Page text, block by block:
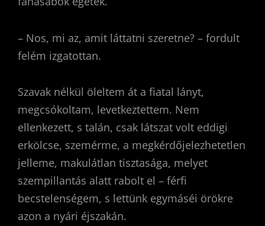
– Nos, mi az, amit láttatni szeretne? – fordult
felém izgatottan.
Szavak nélkül öleltem át a fiatal lányt,
megcsókoltam, levetkeztettem. Nem
ellenkezett, s talán, csak látszat volt eddigi
erkölcse, szemérme, a megkérdőjelezhetetlen
jelleme, makulátlan tisztasága, melyet
szempillantás alatt rabolt el – férfi
becstelenségem, s lettünk egymáséi örökre
azon a nyári éjszakán.